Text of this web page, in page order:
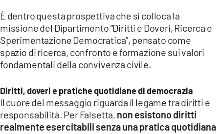
È dentro questa prospettiva che si colloca la
missione del Dipartimento “Diritti e Doveri, Ricerca e
Sperimentazione Democratica”, pensato come
spazio di ricerca, confronto e formazione sui valori
fondamentali della convivenza civile.
Diritti, doveri e pratiche quotidiane di democrazia
Il cuore del messaggio riguarda il legame tra diritti e
responsabilità. Per Falsetta, non esistono diritti
realmente esercitabili senza una pratica quotidiana